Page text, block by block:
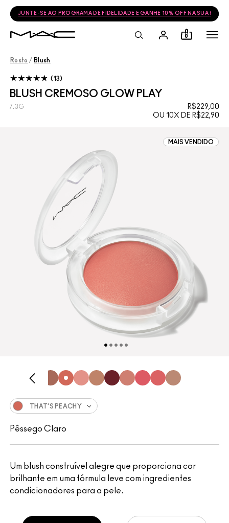
FRETE GRÁTIS NAS COMPRAS ACIMA DE R$399
0
Rosto / Blush
BLUSH CREMOSO GLOW PLAY
R$229,00
OU 10X DE R$22,90
7.3G
13
MAIS VENDIDO
Um blush construível alegre que proporciona cor
brilhante em uma fórmula leve com ingredientes
condicionadores para a pele.
THAT'S PEACHY
Pêssego Claro